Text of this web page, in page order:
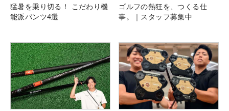
猛暑を乗り切る！ こだわり機
能派パンツ4選
ゴルフの熱狂を、つくる仕
事。｜スタッフ募集中